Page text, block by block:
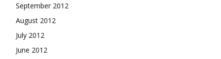
September 2012
August 2012
July 2012
June 2012